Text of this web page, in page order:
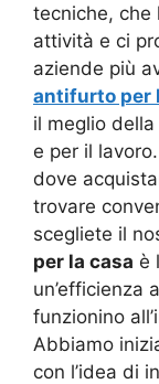
tecniche, che
attività e ci
aziende più
antifurto per
il meglio
e per il
dove
trovare
scegliete il
per la casa è
un’efficienza
funzionino
Abbiamo
con l’idea di